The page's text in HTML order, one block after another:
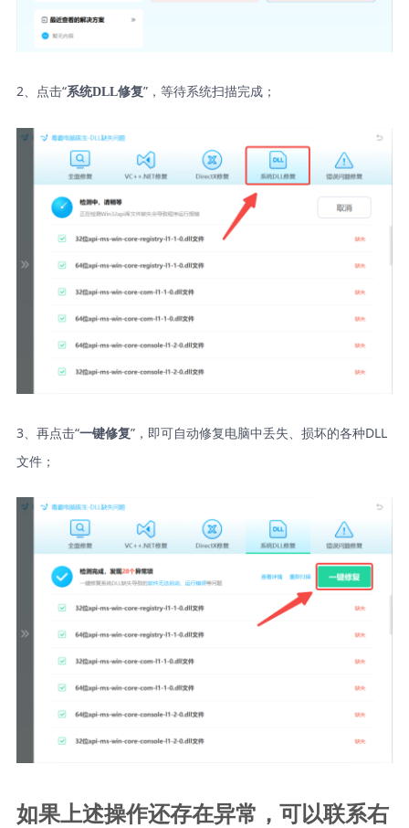
2、点击“系统DLL修复”，等待系统扫描完成；
3、再点击“一键修复”，即可自动修复电脑中丢失、损坏的各种DLL
文件；
如果上述操作还存在异常，可以联系右